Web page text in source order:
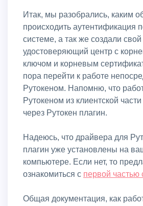
Итак, мы разобрались, каким
происходить аутентификация
системе, а так же создали
удостоверяющий центр с
ключом и корневым
пора перейти к работе
Рутокеном. Напомню, что
Рутокеном из клиентской
через Рутокен плагин.
Надеюсь, что драйвера для
плагин уже установлены на
компьютере. Если нет, то
ознакомиться с первой частью
Общая документация, как